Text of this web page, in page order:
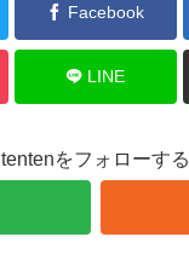
Facebook
LINE
tentenをフォローする